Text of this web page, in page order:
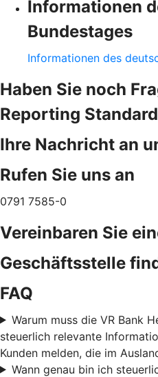
Informationen
Bundestages
Informationen des
Haben Sie noch
Reporting
Ihre Nachricht an
Rufen Sie uns an
0791 7585-0
Vereinbaren Sie
Geschäftsstelle
FAQ
Warum muss die VR Bank
steuerlich relevante
Kunden melden, die im
Wann genau bin ich